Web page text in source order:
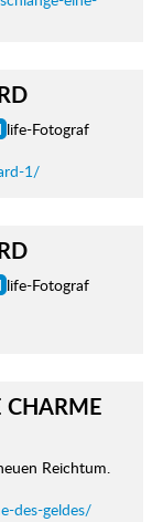
life-Fotograf
1/
life-Fotograf
CHARME
Reichtum.
des-geldes/